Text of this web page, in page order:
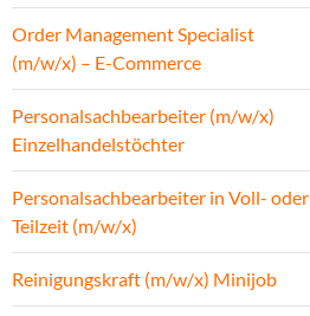
Order Management Specialist
(m/w/x) – E-Commerce
Personalsachbearbeiter (m/w/x)
Einzelhandelstöchter
Personalsachbearbeiter in Voll- oder
Teilzeit (m/w/x)
Reinigungskraft (m/w/x) Minijob